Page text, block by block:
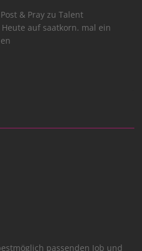
& Pray zu Talent
auf saatkorn. mal ein
passenden Job und